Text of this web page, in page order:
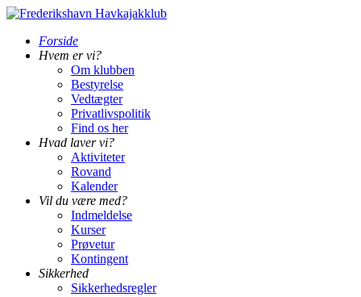
Forside
Hvem er vi?
Om klubben
Bestyrelse
Vedtægter
Privatlivspolitik
Find os her
Hvad laver vi?
Aktiviteter
Rovand
Kalender
Vil du være med?
Indmeldelse
Kurser
Prøvetur
Kontingent
Sikkerhed
Sikkerhedsregler